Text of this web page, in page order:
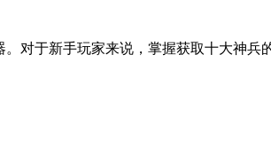
对于新手玩家来说，掌握获取十大神